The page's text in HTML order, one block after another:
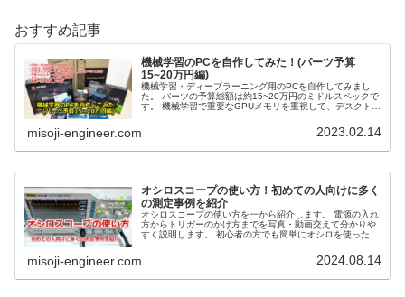
おすすめ記事
機械学習のPCを自作してみた！(パーツ予算
15~20万円編)
機械学習・ディープラーニング用のPCを自作してみまし
た。 パーツの予算総額は約15~20万円のミドルスペックで
す。 機械学習で重要なGPUメモリを重視して、デスクトッ
misoji-engineer.com 2023.02.14
オシロスコープの使い方！初めての人向けに多く
の測定事例を紹介
オシロスコープの使い方を一から紹介します。 電源の入れ
方からトリガーのかけ方までを写真・動画交えて分かりや
すく説明します。 初心者の方でも簡単にオシロを使った測
misoji-engineer.com 2024.08.14